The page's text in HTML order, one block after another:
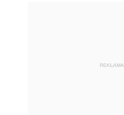
REKLAMA